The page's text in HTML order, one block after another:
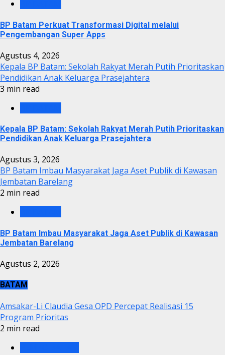
BP Batam Perkuat Transformasi Digital melalui
Pengembangan Super Apps
Agustus 4, 2026
Kepala BP Batam: Sekolah Rakyat Merah Putih Prioritaskan
Pendidikan Anak Keluarga Prasejahtera
3 min read
Kepala BP Batam: Sekolah Rakyat Merah Putih Prioritaskan
Pendidikan Anak Keluarga Prasejahtera
Agustus 3, 2026
BP Batam Imbau Masyarakat Jaga Aset Publik di Kawasan
Jembatan Barelang
2 min read
BP Batam Imbau Masyarakat Jaga Aset Publik di Kawasan
Jembatan Barelang
Agustus 2, 2026
BATAM
Amsakar-Li Claudia Gesa OPD Percepat Realisasi 15
Program Prioritas
2 min read